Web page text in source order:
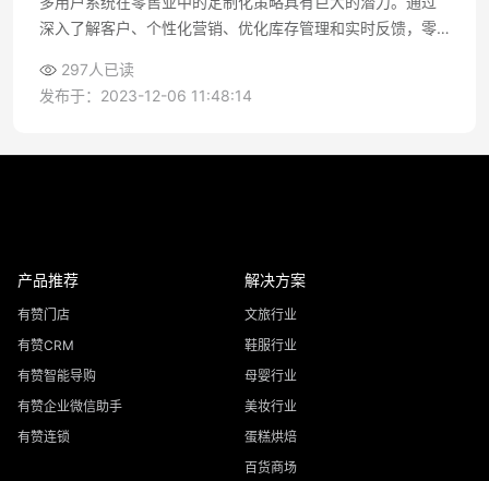
深入了解客户、个性化营销、优化库存管理和实时反馈，零
长期客户关系
297人已读
发布于：2023-12-06 11:48:14
产品推荐
有赞门店
有赞CRM
有赞智能导购
有赞企业微信助手
有赞连锁
解决方案
文旅行业
鞋服行业
母婴行业
美妆行业
蛋糕烘焙
百货商场